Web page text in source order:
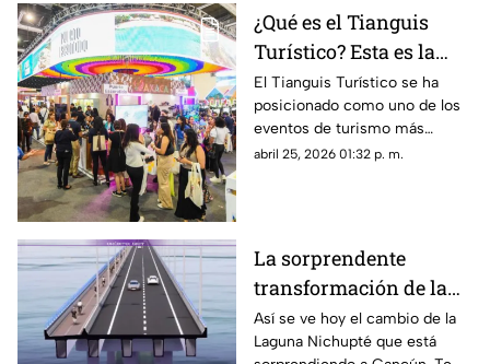
¿Qué es el Tianguis
Turístico? Esta es la
finalidad del evento de
turismo más grande de
México
El Tianguis Turístico se ha
posicionado como uno de los
eventos de turismo más
grandes de México y aquí te
abril 25, 2026 01:32 p. m.
La sorprendente
transformación de la
Laguna Nichupté: Así
se ve actualmente
Así se ve hoy el cambio de la
Laguna Nichupté que está